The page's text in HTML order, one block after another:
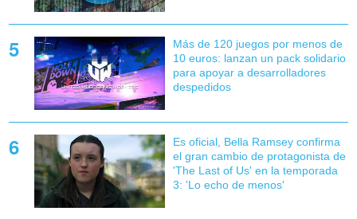
Más de 120 juegos por menos de
10 euros: lanzan un pack solidario
para apoyar a desarrolladores
despedidos
Es oficial, Bella Ramsey confirma
el gran cambio de protagonista de
'The Last of Us' en la temporada
3: 'Lo echo de menos'